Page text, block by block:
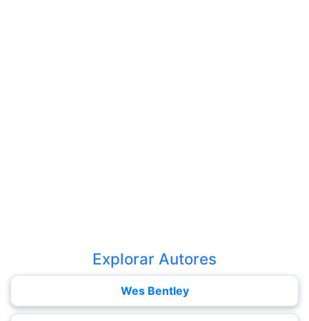
Explorar Autores
Wes Bentley